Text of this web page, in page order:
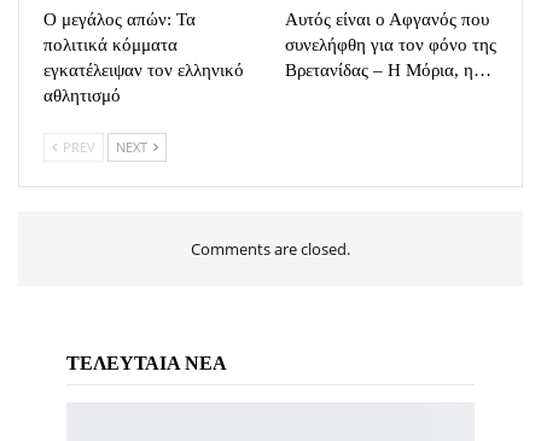
Ο μεγάλος απών: Τα
πολιτικά κόμματα
εγκατέλειψαν τον ελληνικό
αθλητισμό
Αυτός είναι ο Αφγανός που
συνελήφθη για τον φόνο της
Βρετανίδας – Η Μόρια, η…
PREV NEXT
Comments are closed.
ΤΕΛΕΥΤΑΙΑ ΝΕΑ